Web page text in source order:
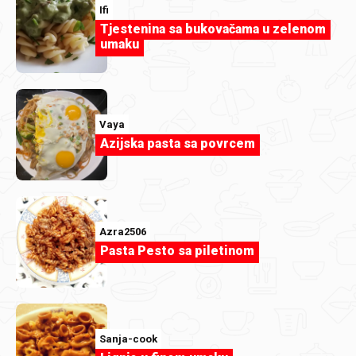
mrežaprikupljamo podatke koje ste nam ostavili
dostupnima prilikom postavljanja upita ili zahtjeva,
g) kada sudjelujete
ćemo podatke ovisno o vrsti nagradne igre, a o čemu
ćemo vas dodatno obavijestiti u samim pravilima nagradne
igre. Podatci koji se mogu obrađivati su primjerice ime,
prezime, adresa za slanje nagrade, broj telefona…
h) kada ispunjavate
podatak kao što je vaša IP adresa,
i) kada nam postavite bilo kakavupit vezan uz našu
ponuduobradit ćemo vaše kontakte i/ili druge podatke
koje nam dostavljate prilikom slanja upita,
j) ako želite poslati otvorenu zamolbu za posao
ćemo podatke kao što je vaše ime, prezime, dob, zvanje,
Ifi
Tjestenina sa bukovačama u zelenom
umaku
Vaya
Azijska pasta sa povrcem
Azra2506
Pasta Pesto sa piletinom
Sanja-cook